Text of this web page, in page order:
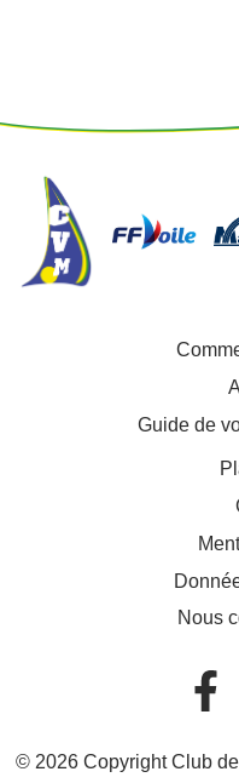
Guide de
Nous
© 2026 Copyright Club